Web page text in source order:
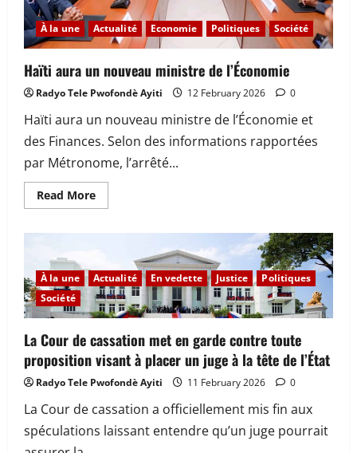
À la une Actualité Economie Politiques Société
Haïti aura un nouveau ministre de l’Économie
Radyo Tele Pwofondè Ayiti 12 February 2026 0
Haïti aura un nouveau ministre de l’Économie et
des Finances. Selon des informations rapportées
par Métronome, l’arrêté...
Read MoreRead
more
nouveau
ministre
de
l’Économie
À la une Actualité En vedette Justice
Politiques
Société
La Cour de cassation met en garde contre toute
proposition visant à placer un juge à la tête de l’État
Radyo Tele Pwofondè Ayiti 11 February 2026 0
La Cour de cassation a officiellement mis fin aux
spéculations laissant entendre qu’un juge pourrait